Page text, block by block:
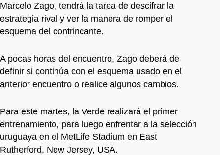
Marcelo Zago, tendrá la tarea de descifrar la
estrategia rival y ver la manera de romper el
esquema del contrincante.
A pocas horas del encuentro, Zago deberá de
definir si continúa con el esquema usado en el
anterior encuentro o realice algunos cambios.
Para este martes, la Verde realizará el primer
entrenamiento, para luego enfrentar a la selección
uruguaya en el MetLife Stadium en East
Rutherford, New Jersey, USA.